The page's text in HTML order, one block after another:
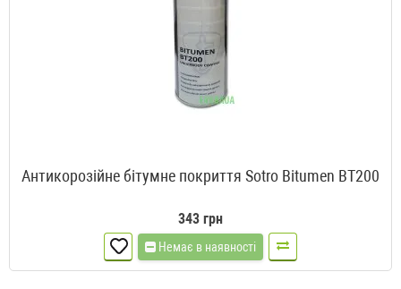
Антикорозійне бітумне покриття Sotro Bitumen BT200
343 грн
Немає в наявності